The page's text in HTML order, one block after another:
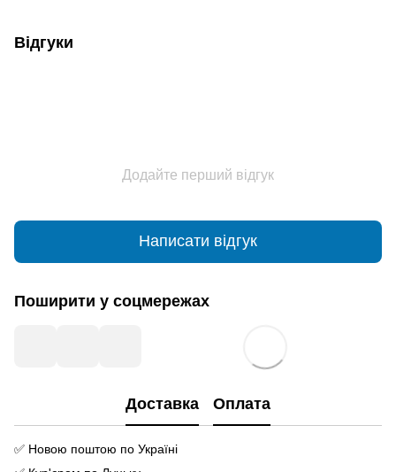
Відгуки
Додайте перший відгук
Написати відгук
Поширити у соцмережах
Доставка Оплата
✅ Новою поштою по Україні